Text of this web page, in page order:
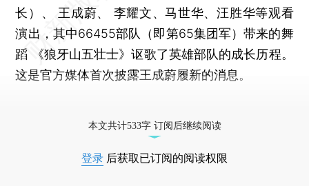
长）、 王成蔚、 李耀文、马世华、汪胜华等观看
演出，其中66455部队（即第65集团军）带来的舞
蹈 《狼牙山五壮士》讴歌了英雄部队的成长历程。
这是官方媒体首次披露王成蔚履新的消息。
本文共计533字 订阅后继续阅读
登录 后获取已订阅的阅读权限